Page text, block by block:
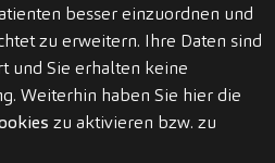
besser einzuordnen und
zu erweitern. Ihre Daten sind
und Sie erhalten keine
Weiterhin haben Sie hier die
zu aktivieren bzw. zu